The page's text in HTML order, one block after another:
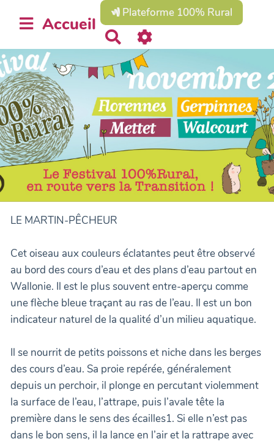
Accueil
Plateforme 100% Rural
e
c
h
e
r
c
r
LE MARTIN-PÊCHEUR
Cet oiseau aux couleurs éclatantes peut être observé
au bord des cours d’eau et des plans d’eau partout en
Wallonie. Il est le plus souvent entre-aperçu comme
une flèche bleue traçant au ras de l’eau. Il est un bon
indicateur naturel de la qualité d’un milieu aquatique.
Il se nourrit de petits poissons et niche dans les berges
des cours d’eau. Sa proie repérée, généralement
depuis un perchoir, il plonge en percutant violemment
la surface de l’eau, l’attrape, puis l’avale tête la
première dans le sens des écailles1. Si elle n’est pas
dans le bon sens, il la lance en l’air et la rattrape avec